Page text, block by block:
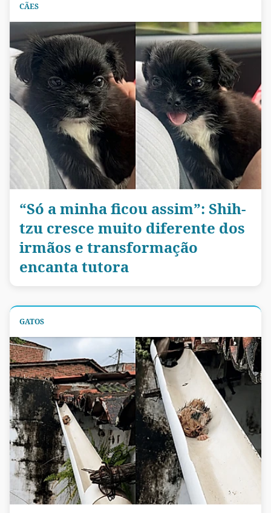
CÃES
“Só a minha ficou assim”: Shih-
tzu cresce muito diferente dos
irmãos e transformação
encanta tutora
GATOS